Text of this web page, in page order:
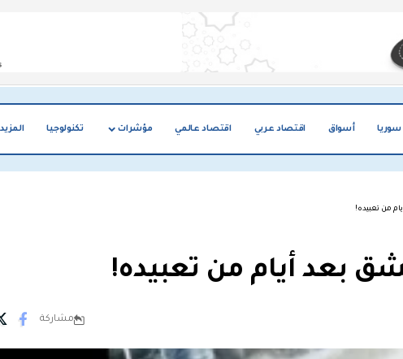
سوريا أسواق اقتصاد عربي اقتصاد عالمي مؤشرات تكنولوجيا المزيد
من تعبيده!
بعد أيام من تعبيده!
مشاركة